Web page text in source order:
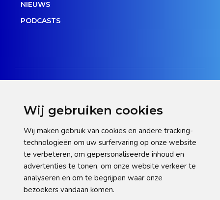
Wij gebruiken cookies
Wij maken gebruik van cookies en andere tracking-
technologieën om uw surfervaring op onze website
te verbeteren, om gepersonaliseerde inhoud en
advertenties te tonen, om onze website verkeer te
analyseren en om te begrijpen waar onze
bezoekers vandaan komen.
NIEUWS
PODCASTS
Privacy verklaring
Cookie statement
Pas hier uw cookie-instellingen aan